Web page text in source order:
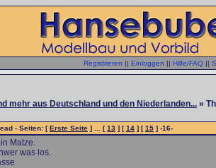
Registrieren || Einloggen || Hilfe/FAQ ||
mehr aus Deutschland und den Niederlanden... »
- Seiten: [Erste Seite ] ... [13 ] [14 ] [15 ] -16-
Matze.
was los.